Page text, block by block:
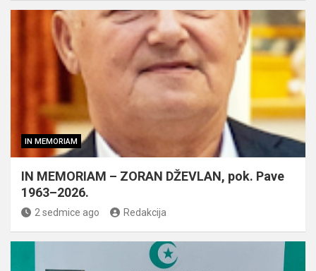
IN MEMORIAM
IN MEMORIAM – ZORAN DŽEVLAN, pok. Pave
1963–2026.
2 sedmice ago Redakcija